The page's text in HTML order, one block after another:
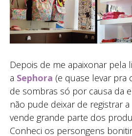
Depois de me apaixonar pela
a Sephora (e quase levar pra
de sombras só por causa da
não pude deixar de registrar
vende grande parte dos
Conheci os persongens